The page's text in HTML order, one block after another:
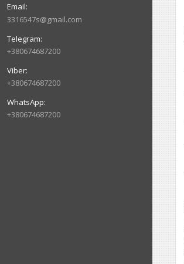
3316547s@gmail.com
+380674687200
+380674687200
+380674687200